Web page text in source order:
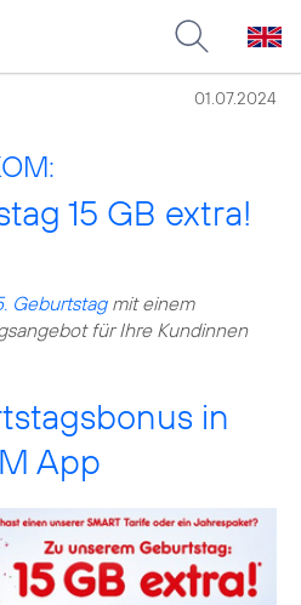
01.07.2024
15 GB extra!
Geburtstagmit einem
für Ihre Kundinnen
in
App